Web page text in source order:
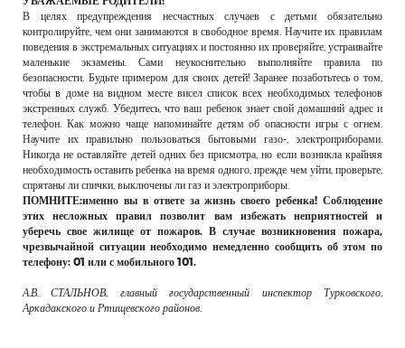
В целях предупреждения несчастных случаев с детьми обязательно
контролируйте, чем они занимаются в свободное время. Научите их правилам
поведения в экстремальных ситуациях и постоянно их проверяйте, устраивайте
маленькие экзамены. Сами неукоснительно выполняйте правила по
безопасности. Будьте примером для своих детей! Заранее позаботьтесь о том,
чтобы в доме на видном месте висел список всех необходимых телефонов
экстренных служб. Убедитесь, что ваш ребенок знает свой домашний адрес и
телефон. Как можно чаще напоминайте детям об опасности игры с огнем.
Научите их правильно пользоваться бытовыми газо-, электроприборами.
Никогда не оставляйте детей одних без присмотра, но если возникла крайняя
необходимость оставить ребенка на время одного, прежде чем уйти, проверьте,
спрятаны ли спички, выключены ли газ и электроприборы.
ПОМНИТЕ:именно вы в ответе за жизнь своего ребенка! Соблюдение
этих несложных правил позволит вам избежать неприятностей и
уберечь свое жилище от пожаров. В случае возникновения пожара,
чрезвычайной ситуации необходимо немедленно сообщить об этом по
телефону: 01 или с мобильного 101.
А.В. СТАЛЬНОВ, главный государственный инспектор Турковского,
Аркадакского и Ртищевского районов.